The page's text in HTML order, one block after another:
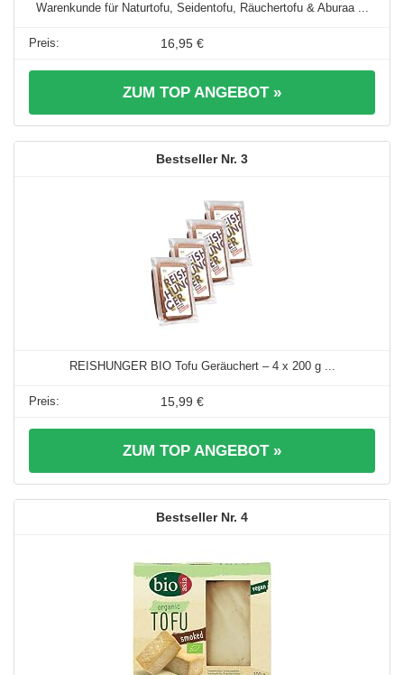
Warenkunde für Naturtofu, Seidentofu, Räuchertofu & Aburaa ...
16,95 €
ZUM TOP ANGEBOT »
3
REISHUNGER BIO Tofu Geräuchert – 4 x 200 g ...
15,99 €
ZUM TOP ANGEBOT »
4